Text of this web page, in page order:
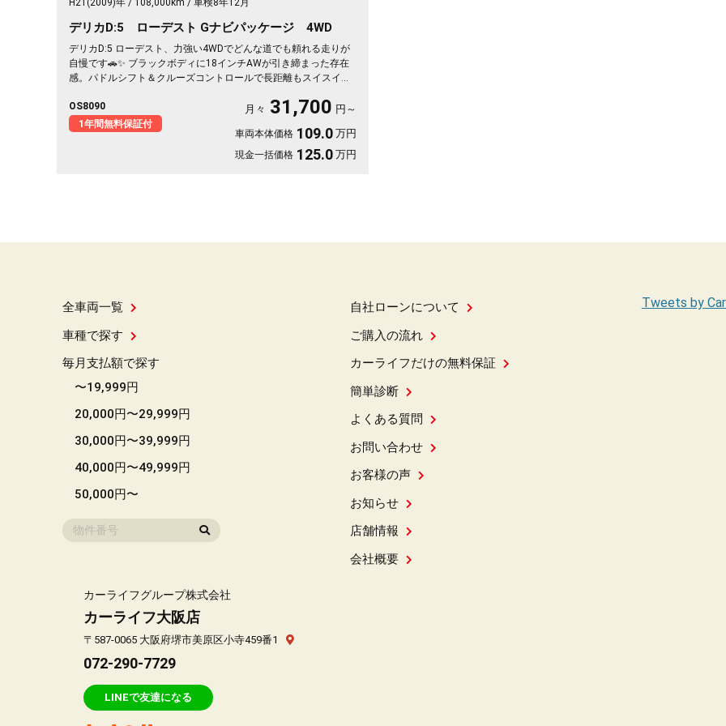
デリカD:5 ローデスト Gナビパッケージ 4WD
デリカD:5 ローデスト、力強い4WDでどんな道でも頼れる走りが
自慢です🚗✨ ブラックボディに18インチAWが引き締まった存在
感。パドルシフト＆クルーズコントロールで長距離もスイスイ快
末はキャンプや遠出へ、平日は毎日の相棒に。走る楽しさを取り
戻せる一台です💫 迷ってる方こそ乗ってほしい《1年保証付》👍
OS8090
1年間無料保証付
月々 31,700 円～
車両本体価格 109.0 万円
現金一括価格 125.0 万円
全車両一覧
車種で探す
毎月支払額で探す
〜19,999円
20,000円〜29,999円
30,000円〜39,999円
40,000円〜49,999円
50,000円〜
自社ローンについて
ご購入の流れ
カーライフだけの無料保証
簡単診断
よくある質問
お問い合わせ
お客様の声
お知らせ
店舗情報
会社概要
Tweets by
カーライフグループ株式会社
カーライフ大阪店
〒587-0065 大阪府堺市美原区小寺459番1
072-290-7729
LINEで友達になる